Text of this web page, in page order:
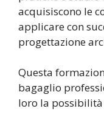
acquisiscono le
applicare con
progettazione
Questa
bagaglio
loro la